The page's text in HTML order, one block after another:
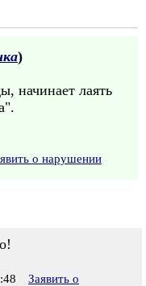
)
начинает лаять
о нарушении
Заявить о